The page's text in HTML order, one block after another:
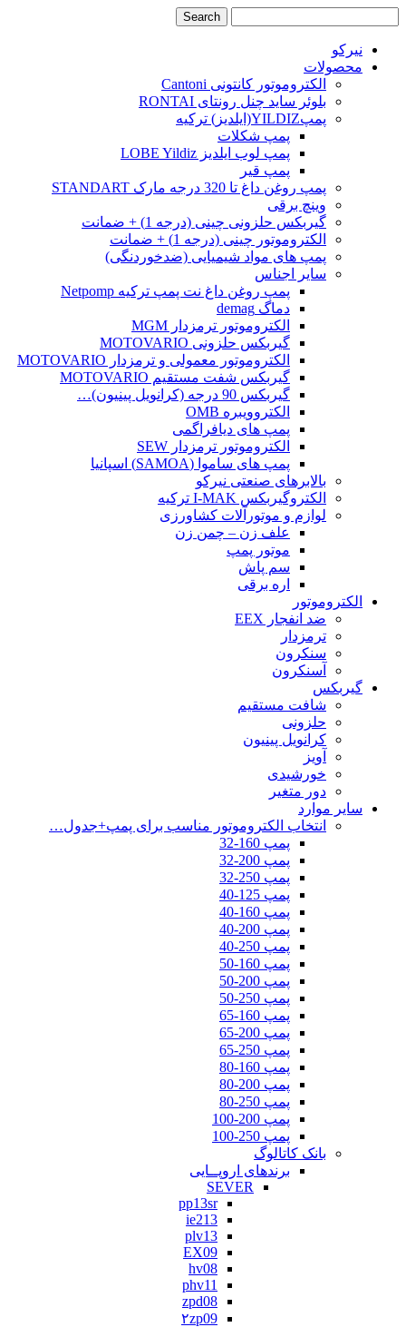
نیرکو
محصولات
الکتروموتور کانتونی Cantoni
بلوئر ساید چنل رونتای RONTAI
پمپYILDIZ(ایلدیز) ترکیه
پمپ شکلات
پمپ لوب ایلدیز LOBE Yildiz
پمپ قیر
پمپ روغن داغ تا 320 درجه مارک STANDART
وینچ برقی
گیربکس حلزونی چینی (درجه 1) + ضمانت
الکتروموتور چینی (درجه 1) + ضمانت
پمپ های مواد شیمیایی (ضدخوردنگی)
سایر اجناس
پمپ روغن داغ نت پمپ ترکیه Netpomp
دماگ demag
الکتروموتور ترمزدار MGM
گیربکس حلزونی MOTOVARIO
الکتروموتور معمولی و ترمزدار MOTOVARIO
گیربکس شفت مستقیم MOTOVARIO
گیربکس 90 درجه (کرانویل پینیون)…
الکتروویبره OMB
پمپ های دیافراگمی
الکتروموتور ترمزدار SEW
پمپ های ساموا (SAMOA) اسپانیا
بالابرهای صنعتی نیرکو
الکتروگیربکس I-MAK ترکیه
لوازم و موتورآلات کشاورزی
علف زن – چمن زن
موتور پمپ
سم پاش
اره برقی
الکتروموتور
ضد انفجار EEX
ترمزدار
سنکرون
آسنکرون
گیربکس
شافت مستقیم
حلزونی
کرانویل پینیون
آویز
خورشیدی
دور متغیر
سایر موارد
انتخاب الکتروموتور مناسب برای پمپ+جدول…
پمپ 160-32
پمپ 200-32
پمپ 250-32
پمپ 125-40
پمپ 160-40
پمپ 200-40
پمپ 250-40
پمپ 160-50
پمپ 200-50
پمپ 250-50
پمپ 160-65
پمپ 200-65
پمپ 250-65
پمپ 160-80
پمپ 200-80
پمپ 250-80
پمپ 200-100
پمپ 250-100
بانک کاتالوگ
برندهای اروپــایی
SEVER
pp13sr
ie213
plv13
EX09
hv08
phv11
zpd08
۲zp09